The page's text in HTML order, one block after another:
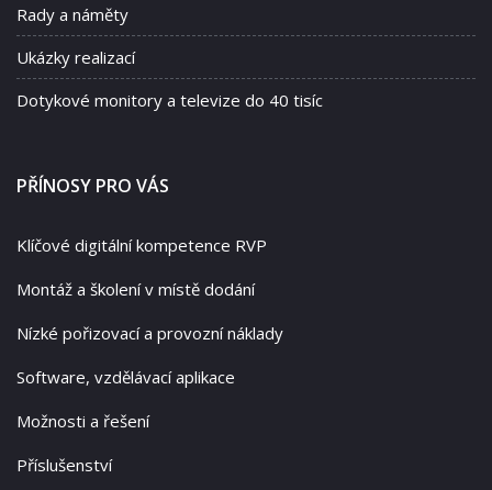
Rady a náměty
Ukázky realizací
Dotykové monitory a televize do 40 tisíc
PŘÍNOSY PRO VÁS
Klíčové digitální kompetence RVP
Montáž a školení v místě dodání
Nízké pořizovací a provozní náklady
Software, vzdělávací aplikace
Možnosti a řešení
Příslušenství